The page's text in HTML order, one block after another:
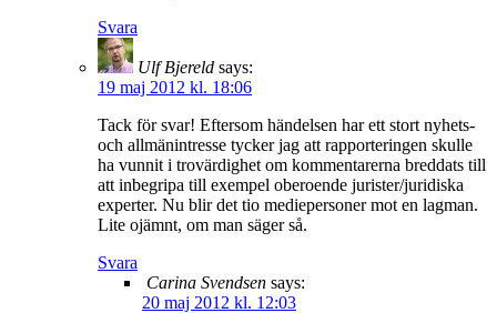
Svara
Ulf Bjereld says:
19 maj 2012 kl. 18:06
Tack för svar! Eftersom händelsen har ett stort nyhets-
och allmänintresse tycker jag att rapporteringen skulle
ha vunnit i trovärdighet om kommentarerna breddats till
att inbegripa till exempel oberoende jurister/juridiska
experter. Nu blir det tio mediepersoner mot en lagman.
Lite ojämnt, om man säger så.
Svara
Carina Svendsen says:
20 maj 2012 kl. 12:03